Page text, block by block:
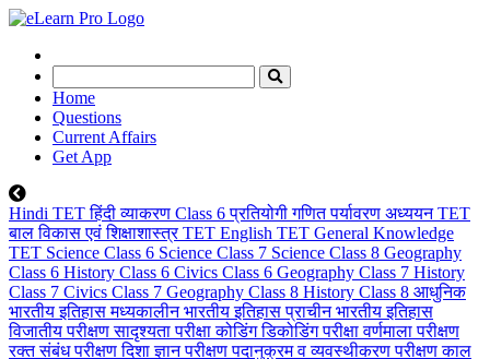
Home
Questions
Current Affairs
Get App
Hindi TETहिंदी व्याकरण Class 6प्रतियोगी गणितपर्यावरण अध्ययन TET
बाल विकास एवं शिक्षाशास्त्र TET English TET General Knowledge
TET Science Class 6 Science Class 7 Science Class 8 Geography
Class 6 History Class 6 Civics Class 6 Geography Class 7 History
Class 7 Civics Class 7 Geography Class 8 History Class 8 आधुनिक
भारतीय इतिहासमध्यकालीन भारतीय इतिहासप्राचीन भारतीय इतिहास
विजातीय परीक्षणसादृश्यता परीक्षाकोडिंग डिकोडिंग परीक्षावर्णमाला परीक्षण
रक्त संबंध परीक्षणदिशा ज्ञान परीक्षणपदानुक्रम व व्यवस्थीकरण परीक्षणकाल